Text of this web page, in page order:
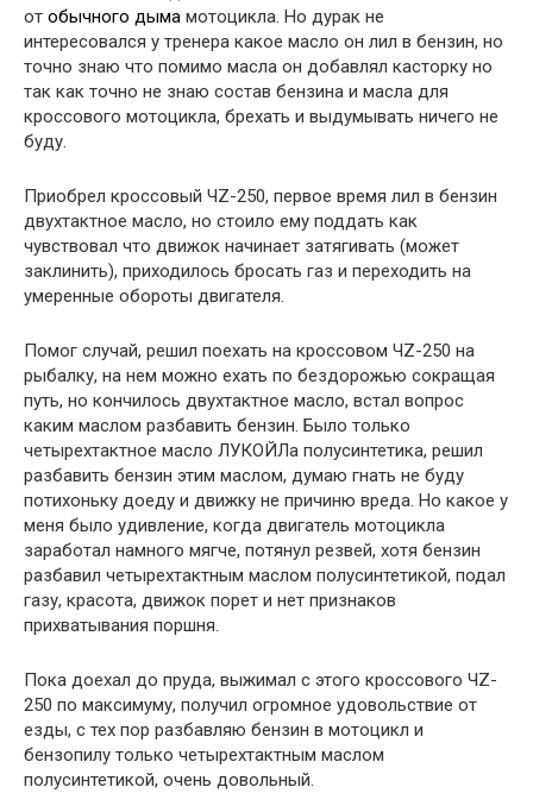
от обычного дыма мотоцикла. Но дурак не
интересовался у тренера какое масло он лил в бензин, но
точно знаю что помимо масла он добавлял касторку но
так как точно не знаю состав бензина и масла для
кроссового мотоцикла, брехать и выдумывать ничего не
буду.
Приобрел кроссовый ЧZ-250, первое время лил в бензин
двухтактное масло, но стоило ему поддать как
чувствовал что движок начинает затягивать (может
заклинить), приходилось бросать газ и переходить на
умеренные обороты двигателя.
Помог случай, решил поехать на кроссовом ЧZ-250 на
рыбалку, на нем можно ехать по бездорожью сокращая
путь, но кончилось двухтактное масло, встал вопрос
каким маслом разбавить бензин. Было только
четырехтактное масло ЛУКОЙЛа полусинтетика, решил
разбавить бензин этим маслом, думаю гнать не буду
потихоньку доеду и движку не причиню вреда. Но какое у
меня было удивление, когда двигатель мотоцикла
заработал намного мягче, потянул резвей, хотя бензин
разбавил четырехтактным маслом полусинтетикой, подал
газу, красота, движок порет и нет признаков
прихватывания поршня.
Пока доехал до пруда, выжимал с этого кроссового ЧZ-
250 по максимуму, получил огромное удовольствие от
езды, с тех пор разбавляю бензин в мотоцикл и
бензопилу только четырехтактным маслом
полусинтетикой, очень довольный.